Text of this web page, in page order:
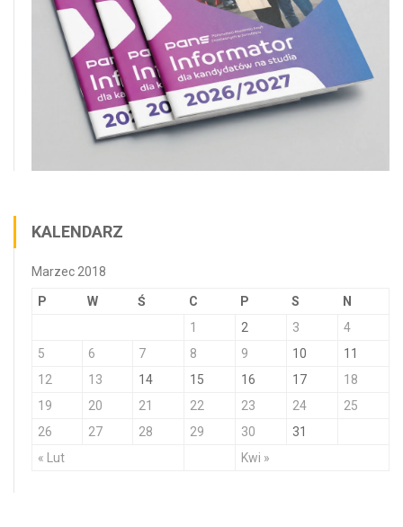
KALENDARZ
Marzec 2018
P W Ś C P S N
« Lut Kwi »
1 2 3
4
5
6 7 8 9 10
11
12
13 14 15 16 17
18
19
20 21 22 23 24
25
26
27 28 29 30 31